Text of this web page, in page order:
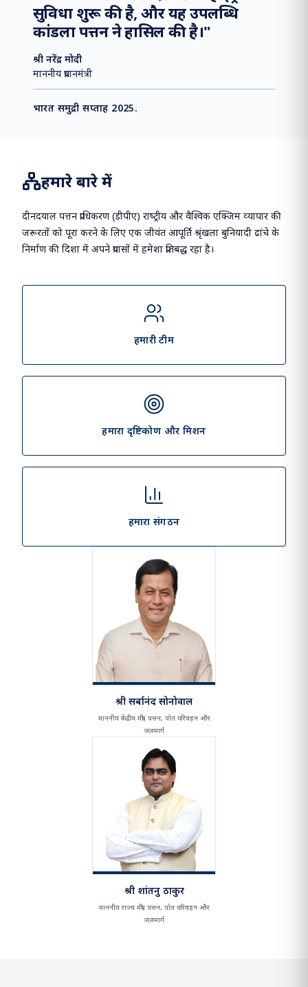
सुविधा शुरू की है, और यह उपलब्धि
कांडला पत्तन ने हासिल की है।"
श्री नरेंद्र मोदी
माननीय प्रधानमंत्री
भारत समुद्री सप्ताह 2025.
हमारे बारे में
दीनदयाल पत्तन प्राधिकरण (डीपीए) राष्‍ट्रीय और वैश्विक एक्जिम व्‍यापार की
जरूरतों को पूरा करने के लिए एक जीवंत आपूर्ति श्रृंखला बुनियादी ढांचे के
निर्माण की दिशा में अपने प्रयासों में हमेशा प्रतिबद्ध रहा है।
हमारी टीम
हमारा दृष्टिकोण और मिशन
हमारा संगठन
श्री सर्बानंद सोनोवाल
माननीय केंद्रीय मंत्री, पत्तन, पोत परिवहन और
जलमार्ग
श्री शांतनु ठाकुर
माननीय राज्य मंत्री, पत्तन, पोत परिवहन और
जलमार्ग